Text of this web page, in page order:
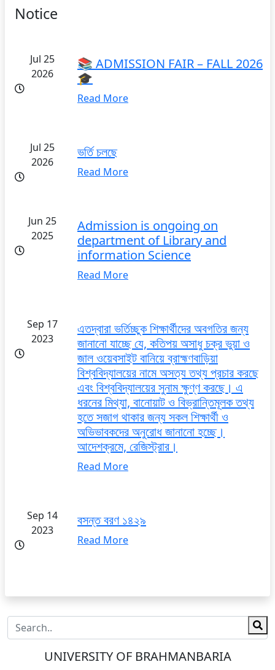
Notice
Jul 25
2026
📚 ADMISSION FAIR – FALL 2026
🎓
Read More
Jul 25
2026
ভর্তি চলছে
Read More
Jun 25
2025
Admission is ongoing on
department of Library and
information Science
Read More
Sep 17
2023
এতদ্বারা ভর্তিচ্ছুক শিক্ষার্থীদের অবগতির জন্য
জানানো যাচ্ছে যে, কতিপয় অসাধু চক্র ভুয়া ও
জাল ওয়েবসাইট বানিয়ে ব্রাহ্মণবাড়িয়া
বিশ্ববিদ্যালয়ের নামে অসত্য তথ্য প্রচার করছে
এবং বিশ্ববিদ্যালয়ের সুনাম ক্ষুণ্ণ করছে। এ
ধরনের মিথ্যা, বানোয়াট ও বিভ্রান্তিমূলক তথ্য
হতে সজাগ থাকার জন্য সকল শিক্ষার্থী ও
অভিভাবকদের অনুরোধ জানানো হচ্ছে।
আদেশক্রমে, রেজিস্ট্রার।
Read More
Sep 14
2023
বসন্ত বরণ ১৪২৯
Read More
UNIVERSITY OF BRAHMANBARIA